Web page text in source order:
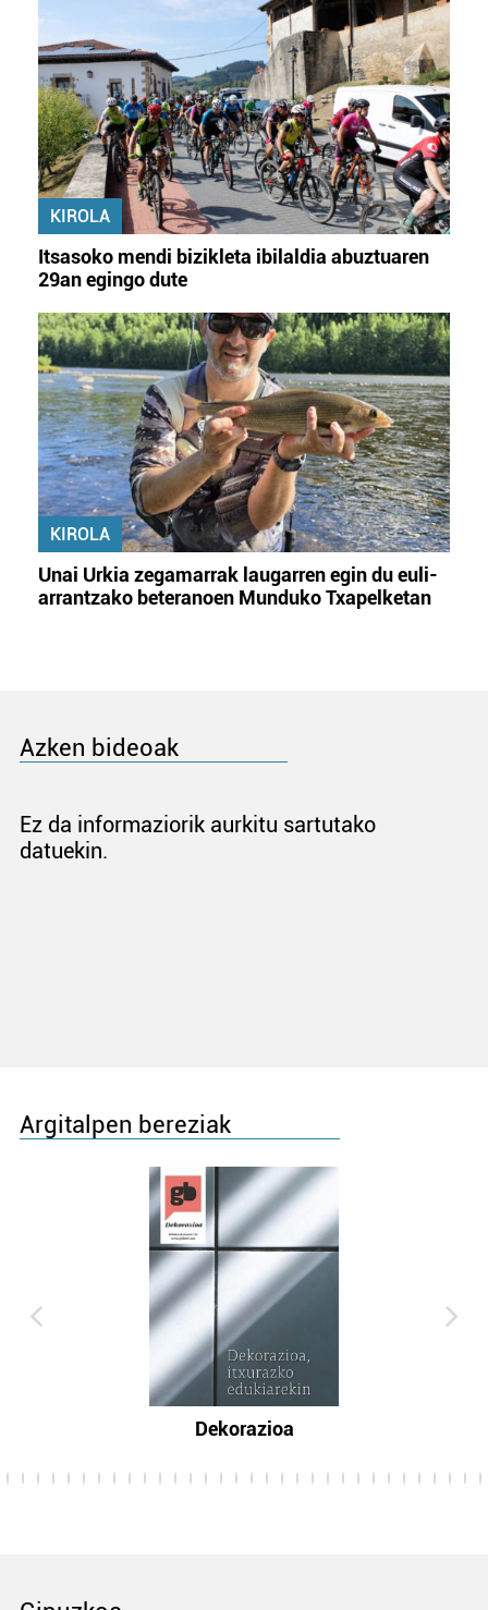
KIROLA
Itsasoko mendi bizikleta ibilaldia abuztuaren
29an egingo dute
KIROLA
Unai Urkia zegamarrak laugarren egin du euli-
arrantzako beteranoen Munduko Txapelketan
Azken bideoak
Ez da informaziorik aurkitu sartutako
datuekin.
Argitalpen bereziak
Dekorazioa